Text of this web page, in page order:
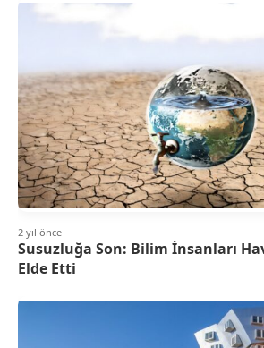
2 yıl önce
Susuzluğa Son: Bilim İnsanları
Elde Etti